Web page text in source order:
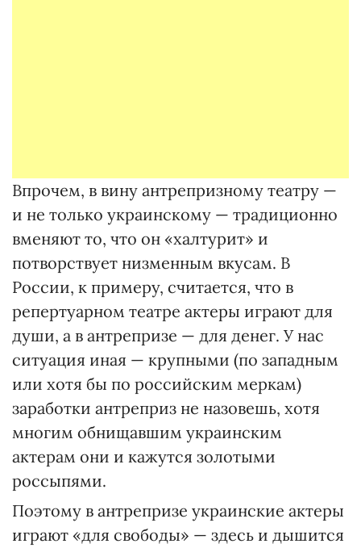
Впрочем, в вину антрепризному театру —
и не только украинскому — традиционно
вменяют то, что он «халтурит» и
потворствует низменным вкусам. В
России, к примеру, считается, что в
репертуарном театре актеры играют для
души, а в антрепризе — для денег. У нас
ситуация иная — крупными (по западным
или хотя бы по российским меркам)
заработки антреприз не назовешь, хотя
многим обнищавшим украинским
актерам они и кажутся золотыми
россыпями.
Поэтому в антрепризе украинские актеры
играют «для свободы» — здесь и дышится